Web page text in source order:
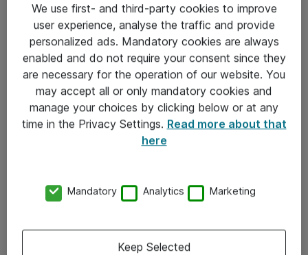
Informasjon
Salgsbetingelser
Sjekkliste ved mottak av gods
Kontakt
We use first- and third-party cookies to improve
user experience, analyse the traffic and provide
personalized ads. Mandatory cookies are always
enabled and do not require your consent since they
are necessary for the operation of our website. You
may accept all or only mandatory cookies and
manage your choices by clicking below or at any
time in the Privacy Settings. Read more about that
here
Mandatory Analytics Marketing
Keep Selected